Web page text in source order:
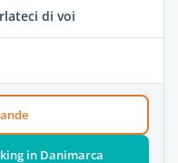
di voi
in Danimarca